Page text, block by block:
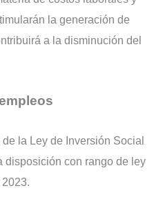
la generación de
a la disminución del
la Ley de Inversión Social
disposición con rango de ley